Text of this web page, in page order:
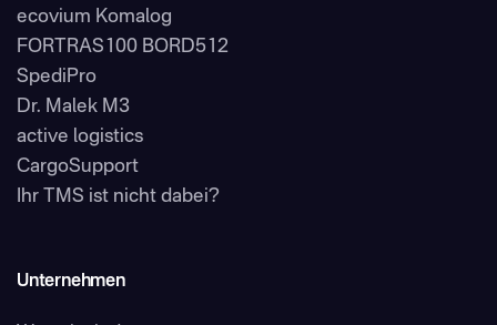
ecovium Komalog
FORTRAS100 BORD512
SpediPro
Dr. Malek M3
active logistics
CargoSupport
Ihr TMS ist nicht dabei?
Unternehmen